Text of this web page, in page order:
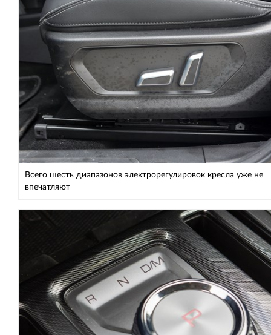
Всего шесть диапазонов электрорегулировок кресла уже не
впечатляют